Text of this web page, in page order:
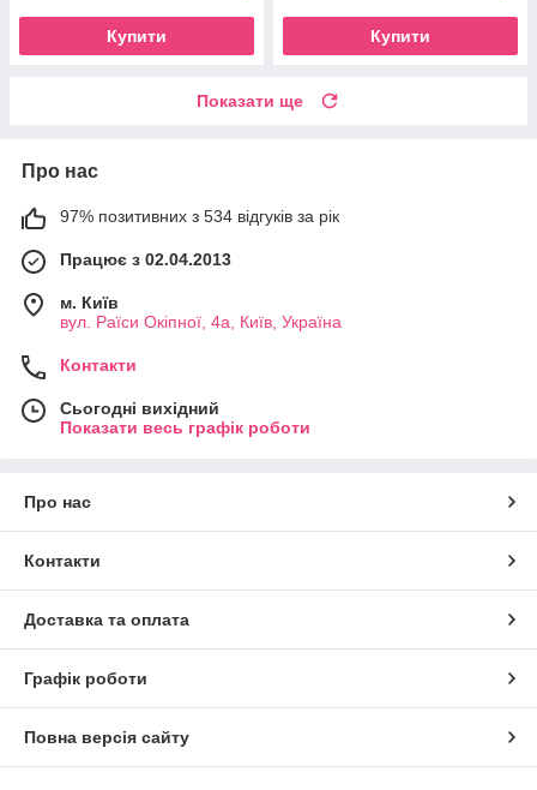
Купити Купити
Показати ще
Про нас
97% позитивних з 534 відгуків за рік
Працює з 02.04.2013
м. Київ
вул. Раїси Окіпної, 4а, Київ, Україна
Контакти
Сьогодні вихідний
Показати весь графік роботи
Про нас
Контакти
Доставка та оплата
Графік роботи
Повна версія сайту